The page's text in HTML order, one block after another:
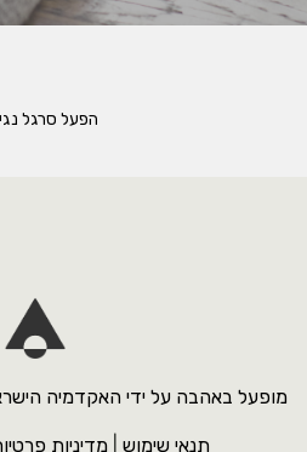
הפעל סרגל
מופעל באהבה על ידי האקדמיה
תנאי שימוש |מדיניות